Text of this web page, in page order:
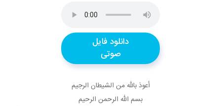
دانلود فایل
صوتی
أعوذ بالله من الشيطان الرجيم
بسم الله الرحمن الرحيم